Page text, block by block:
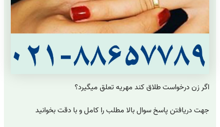
اگر زن درخواست طلاق کند مهریه تعلق میگیرد؟
جهت دریافتن پاسخ سوال بالا مطلب را کامل و با دقت بخوانید